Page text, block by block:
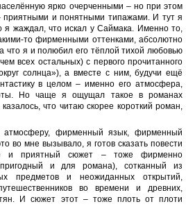
ярко очерченными – но при этом
приятными и понятными типажами. И тут я
я жаждал, что искал у Саймака. Именно то,
то фирменными оттенками, абсолютно
что я и полюбил его тёплой тихой любовью
всех остальных) с первого прочитанного
солнца»), а вместе с ним, будучи ещё
в целом – именно его атмосфера,
Но чаще я ощущал такое в романах
что читаю скорее короткий роман,
фирменный язык, фирменный
во мне вызывало, я готов сказать повести
и приятный сюжет – тоже фирменно
и для романа), сотканный из
предметов и неожиданных открытий,
во времени и древних,
И сюжет этот – тоже плоть от плоти